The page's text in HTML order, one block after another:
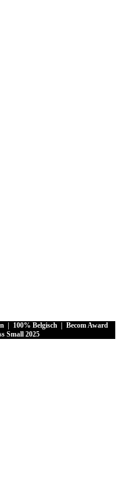
| 100% Belgisch | Becom Award
Small 2025